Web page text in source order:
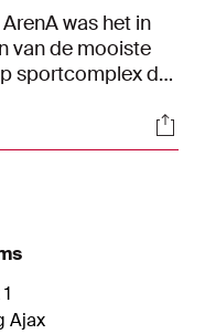
was het in
van de mooiste
sportcomplex de
de tien
jeugd op een rijtje
Ajax